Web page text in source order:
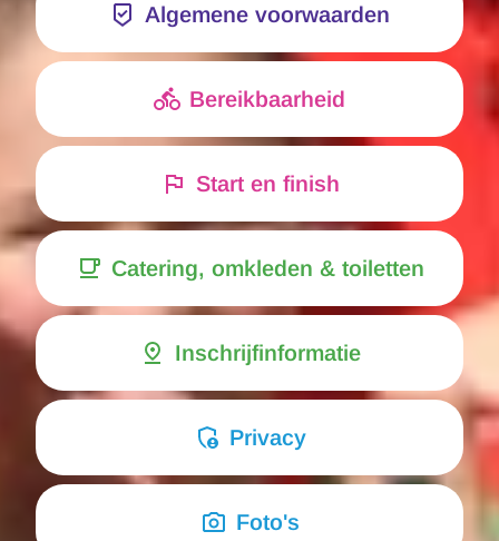
Algemene voorwaarden
Bereikbaarheid
Start en finish
Catering, omkleden & toiletten
Inschrijfinformatie
Privacy
Foto's